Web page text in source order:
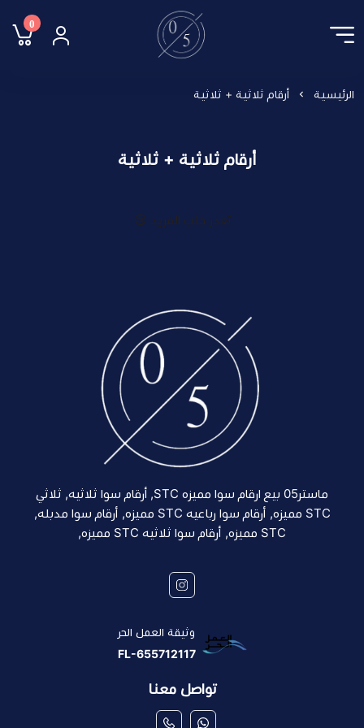
Master05
0
الرئيسية أرقام ثلاثية + ثلاثية
أرقام ثلاثية + ثلاثية
تعذر جلب المزيد 😢
ماستر05 بيع ارقام سوا مميزه STC, أرقام سوا ثلاثيه, ثلاثي
STC مميزه, أرقام سوا رباعيه STC مميزه, أرقام سوا مدبله,
STC مميزه, أرقام سوا ثلاثيه STC مميزه,
وثيقة العمل الحر
FL-655712117
تواصل معنا